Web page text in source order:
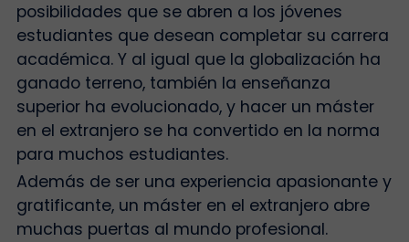
posibilidades que se abren a los jóvenes
estudiantes que desean completar su carrera
académica. Y al igual que la globalización ha
ganado terreno, también la enseñanza
superior ha evolucionado, y hacer un máster
en el extranjero se ha convertido en la norma
para muchos estudiantes.
Además de ser una experiencia apasionante y
gratificante, un máster en el extranjero abre
muchas puertas al mundo profesional.